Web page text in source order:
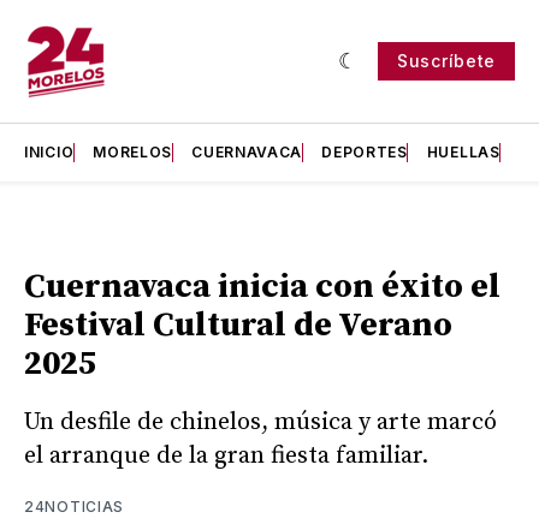
Suscríbete
INICIO MORELOS CUERNAVACA DEPORTES HUELLAS
Cuernavaca inicia con éxito el
Festival Cultural de Verano
2025
Un desfile de chinelos, música y arte marcó
el arranque de la gran fiesta familiar.
24NOTICIAS